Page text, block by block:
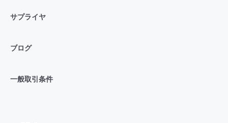
サプライヤ
ブログ
一般取引条件